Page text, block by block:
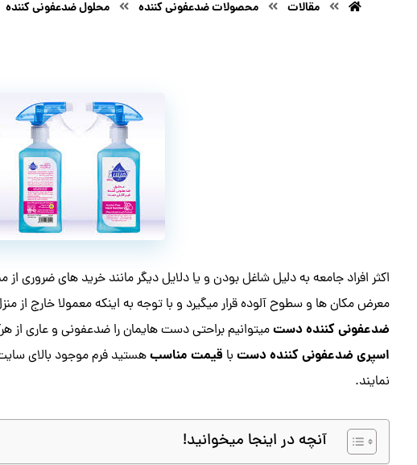
مقالات محصولات ضدعفونی کننده محلول ضدعفونی کننده
اکثر افراد جامعه به دلیل شاغل بودن و یا دلایل دیگر مانند خرید های ضروری
معرض مکان ها و سطوح آلوده قرار میگیرد و با توجه به اینکه معمولا خارج از
ضدعفونی کننده دستمیتوانیم براحتی دست هایمان را ضدعفونی و عاری از
اسپری ضدعفونی کننده دستبا قیمت مناسبهستید فرم موجود بالای سایت
نمایند.
آنچه در اینجا میخوانید!